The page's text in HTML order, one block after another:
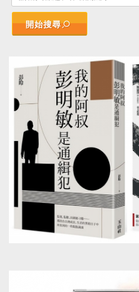
開始搜尋